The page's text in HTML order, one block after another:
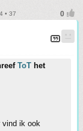
• 37
ToT het
vind ik ook